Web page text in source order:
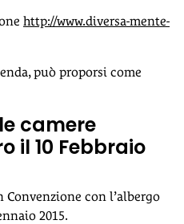
http://www.diversa-mente-
può proporsi come
camere
il 10 Febbraio
con l’albergo
2015.